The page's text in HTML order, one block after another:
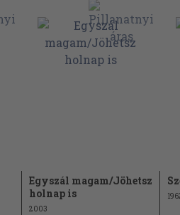
Egyszál magam/Jöhetsz
holnap is
2003